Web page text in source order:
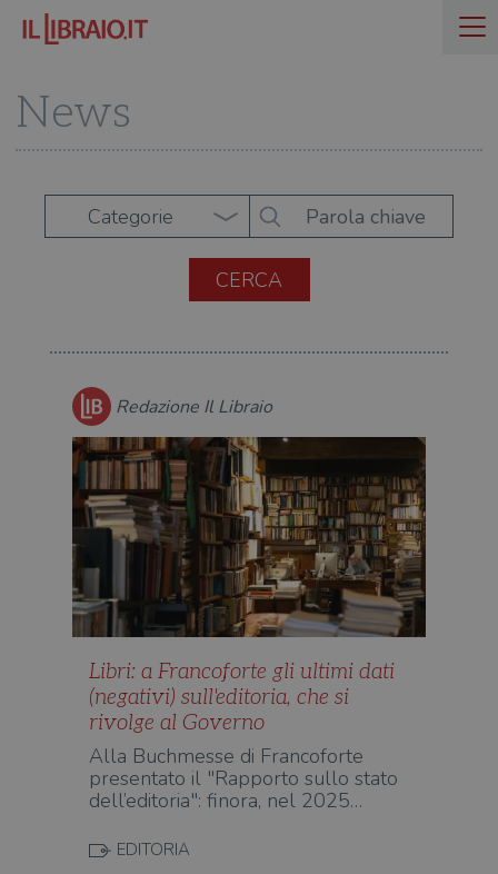
News
Categorie
Redazione Il Libraio
Libri: a Francoforte gli ultimi dati
(negativi) sull'editoria, che si
rivolge al Governo
Alla Buchmesse di Francoforte
presentato il "Rapporto sullo stato
dell’editoria": finora, nel 2025…
EDITORIA